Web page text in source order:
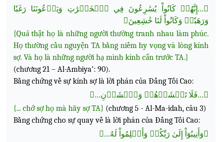
﴿...إِنَّهُمۡ كَانُواْ يُسَٰرِعُونَ فِي ٱلۡخَيۡرَٰتِ وَيَدۡعُونَنَا رَغَبٗا
وَرَهَبٗاۖ وَكَانُواْ لَنَا خَٰشِعِينَ﴾
{Quả thật họ là những người thường tranh nhau làm phúc.
Họ thường cầu nguyện TA bằng niềm hy vọng và lòng kính
sợ. Và họ là những người hạ mình kính cẩn trước TA.}
(chương 21 – Al-Ambiya’: 90).
Bằng chứng về sự kính sợ là lời phán của Đấng Tối Cao:
﴿...فَلَا تَخۡشَوۡهُمۡ وَٱخۡشَوۡنِ...﴾
{... chớ sợ họ mà hãy sợ TA} (chương 5 - Al-Ma-idah, câu 3)
Bằng chứng cho sự quay về là lời phán của Đấng Tối Cao:
﴿وَأَنِيبُوٓاْ إِلَىٰ رَبِّكُمۡ وَأَسۡلِمُواْ لَهُ...﴾